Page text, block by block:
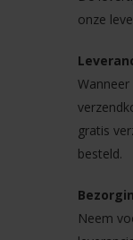
onze
gratis
besteld.
Neem